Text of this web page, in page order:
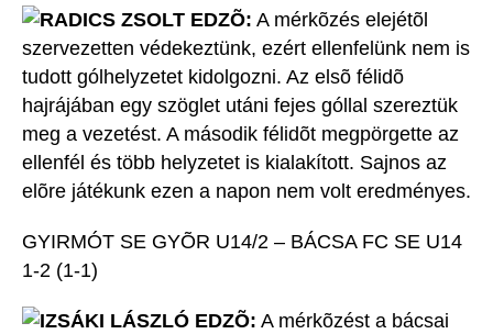
RADICS ZSOLT EDZÕ: A mérkõzés elejétõl
szervezetten védekeztünk, ezért ellenfelünk nem is
tudott gólhelyzetet kidolgozni. Az elsõ félidõ
hajrájában egy szöglet utáni fejes góllal szereztük
meg a vezetést. A második félidõt megpörgette az
ellenfél és több helyzetet is kialakított. Sajnos az
elõre játékunk ezen a napon nem volt eredményes.
GYIRMÓT SE GYÕR U14/2 – BÁCSA FC SE U14
1-2 (1-1)
IZSÁKI LÁSZLÓ EDZÕ: A mérkõzést a bácsai